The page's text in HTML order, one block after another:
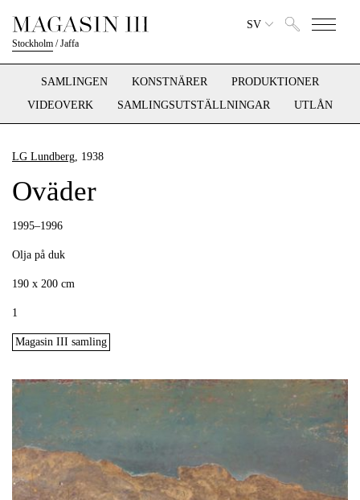
Stockholm /Jaffa
SV
SAMLINGEN KONSTNÄRER
PRODUKTIONER
VIDEOVERK
SAMLINGSUTSTÄLLNINGAR UTLÅN
LG Lundberg, 1938
Oväder
1995–1996
Olja på duk
190 x 200 cm
1
Magasin III samling